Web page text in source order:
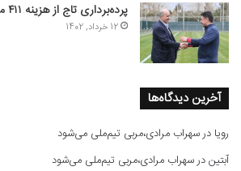
پرده‌برداری تاج از هزینه ۴۱۱ میلیاردی یک باشگاه!
12 خرداد, 1402
آخرین دیدگاه‌ها
رویا درسهراب مرادی،مربی تیم‌ملی می‌شود
آبتیندرسهراب مرادی،مربی تیم‌ملی می‌شود